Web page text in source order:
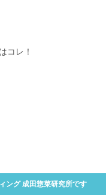
コレ！
ング 成田惣菜研究所です